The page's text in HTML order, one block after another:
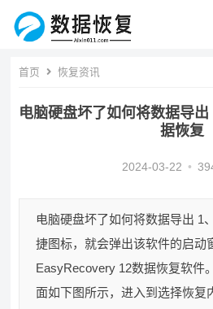
首页 恢复资讯
电脑硬盘坏了如何将数据导
据恢复
2024-03-22 •
电脑硬盘坏了如何将数据导出 1
捷图标，就会弹出该软件的启动
EasyRecovery 12数据恢复软件
面如下图所示，进入到选择恢复